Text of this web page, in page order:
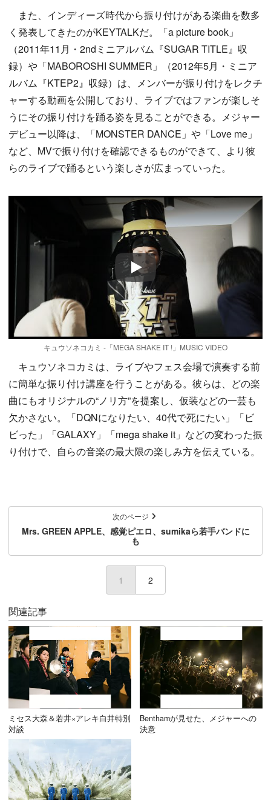
また、インディーズ時代から振り付けがある楽曲を数多
く発表してきたのがKEYTALKだ。「a picture book」
（2011年11月・2ndミニアルバム『SUGAR TITLE』収
録）や「MABOROSHI SUMMER」（2012年5月・ミニア
ルバム『KTEP2』収録）は、メンバーが振り付けをレクチ
ャーする動画を公開しており、ライブではファンが楽しそ
うにその振り付けを踊る姿を見ることができる。メジャー
デビュー以降は、「MONSTER DANCE」や「Love me」
など、MVで振り付けを確認できるものができて、より彼
らのライブで踊るという楽しさが広まっていった。
Play
キュウソネコカミ -「MEGA SHAKE IT !」MUSIC VIDEO
キュウソネコカミは、ライブやフェス会場で演奏する前
に簡単な振り付け講座を行うことがある。彼らは、どの楽
曲にもオリジナルの“ノリ方”を提案し、仮装などの一芸も
欠かさない。「DQNになりたい、40代で死にたい」「ビ
ビった」「GALAXY」「mega shake it」などの変わった振
り付けで、自らの音楽の最大限の楽しみ方を伝えている。
次のページ
Mrs. GREEN APPLE、感覚ピエロ、sumikaら若手バンドに
も
1 (current)
2
関連記事
ミセス大森＆若井×アレキ白井特別
対談
Benthamが見せた、メジャーへの
決意